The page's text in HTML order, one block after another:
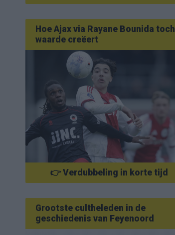
Hoe Ajax via Rayane Bounida toch
waarde creëert
👉 Verdubbeling in korte tijd
Grootste cultheleden in de
geschiedenis van Feyenoord